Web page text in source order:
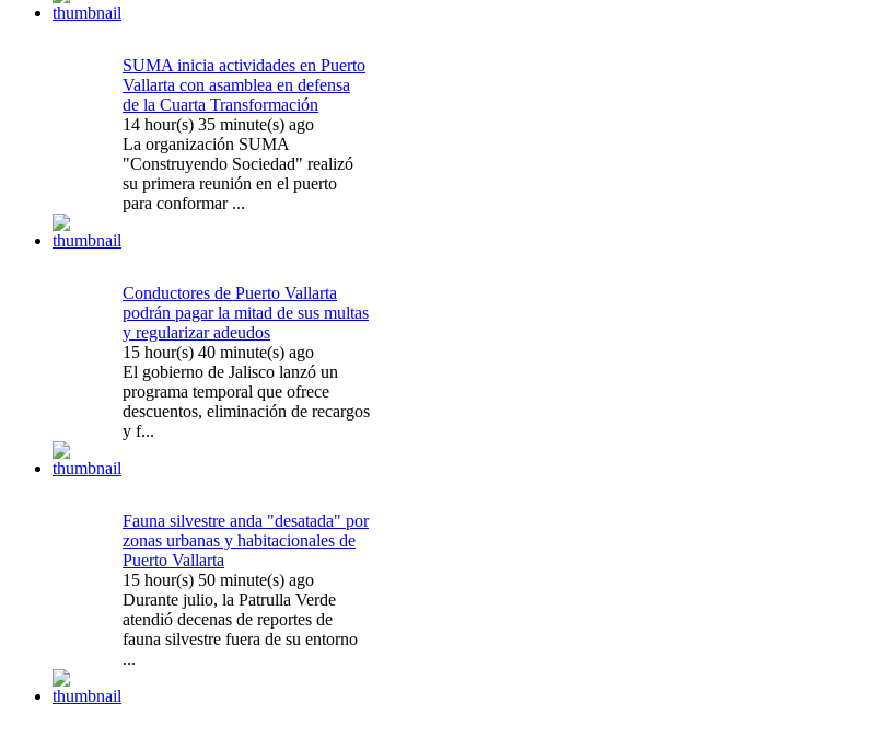
SUMA inicia actividades en Puerto
Vallarta con asamblea en defensa
de la Cuarta Transformación
14 hour(s) 35 minute(s) ago
La organización SUMA
"Construyendo Sociedad" realizó
su primera reunión en el puerto
para conformar ...
Conductores de Puerto Vallarta
podrán pagar la mitad de sus multas
y regularizar adeudos
15 hour(s) 40 minute(s) ago
El gobierno de Jalisco lanzó un
programa temporal que ofrece
descuentos, eliminación de recargos
y f...
Fauna silvestre anda "desatada" por
zonas urbanas y habitacionales de
Puerto Vallarta
15 hour(s) 50 minute(s) ago
Durante julio, la Patrulla Verde
atendió decenas de reportes de
fauna silvestre fuera de su entorno
...